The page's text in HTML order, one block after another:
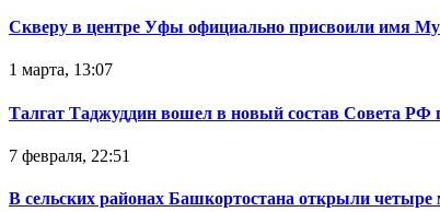
Скверу в центре Уфы официально присвоили имя
1 марта, 13:07
Талгат Таджуддин вошел в новый состав Совета РФ
7 февраля, 22:51
В сельских районах Башкортостана открыли четыре